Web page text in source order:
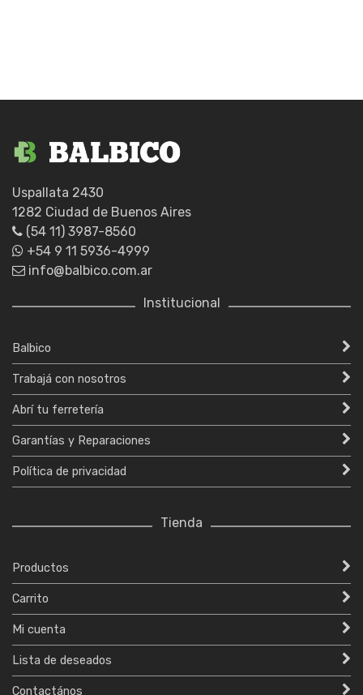
Uspallata 2430
1282 Ciudad de Buenos Aires
(54 11) 3987-8560
+54 9 11 5936-4999
info@balbico.com.ar
Institucional
Balbico
Trabajá con nosotros
Abrí tu ferretería
Garantías y Reparaciones
Política de privacidad
Tienda
Productos
Carrito
Mi cuenta
Lista de deseados
Contactános